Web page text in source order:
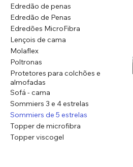
Edredão de penas
Edredão de Penas
Edredões MicroFibra
Lençois de cama
Molaflex
Poltronas
Protetores para colchões e
almofadas
Sofá - cama
Sommiers 3 e 4 estrelas
Sommiers de 5 estrelas
Topper de microfibra
Topper viscogel